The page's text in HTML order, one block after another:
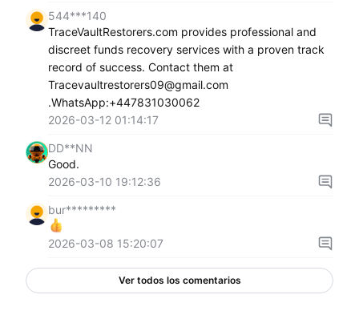
544***140
TraceVaultRestorers.com provides professional and
discreet funds recovery services with a proven track
record of success. Contact them at
Tracevaultrestorers09@gmail.com
.WhatsApp:+447831030062
2026-03-12 01:14:17
DD**NN
Good.
2026-03-10 19:12:36
bur*********
2026-03-08 15:20:07
Ver todos los comentarios